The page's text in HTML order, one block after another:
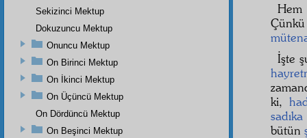
İşte
ki,
sadıka
bütün
Sekizinci Mektup
Dokuzuncu Mektup
Onuncu Mektup
On Birinci Mektup
On İkinci Mektup
On Üçüncü Mektup
On Dördüncü Mektup
On Beşinci Mektup